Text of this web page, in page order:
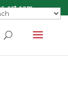
est.com